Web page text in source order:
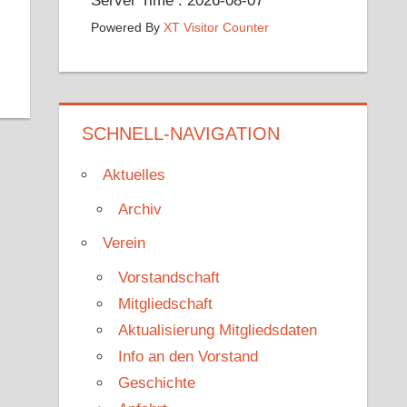
Powered ByXT Visitor Counter
SCHNELL-NAVIGATION
Aktuelles
Archiv
Verein
Vorstandschaft
Mitgliedschaft
Aktualisierung Mitgliedsdaten
Info an den Vorstand
Geschichte